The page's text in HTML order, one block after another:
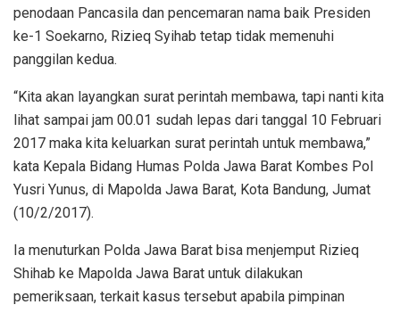
penodaan Pancasila dan pencemaran nama baik Presiden
ke-1 Soekarno, Rizieq Syihab tetap tidak memenuhi
panggilan kedua.
“Kita akan layangkan surat perintah membawa, tapi nanti kita
lihat sampai jam 00.01 sudah lepas dari tanggal 10 Februari
2017 maka kita keluarkan surat perintah untuk membawa,”
kata Kepala Bidang Humas Polda Jawa Barat Kombes Pol
Yusri Yunus, di Mapolda Jawa Barat, Kota Bandung, Jumat
(10/2/2017).
Ia menuturkan Polda Jawa Barat bisa menjemput Rizieq
Shihab ke Mapolda Jawa Barat untuk dilakukan
pemeriksaan, terkait kasus tersebut apabila pimpinan